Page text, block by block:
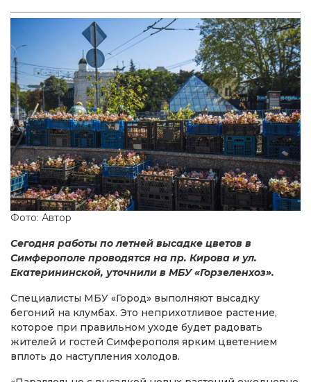
Фото: Автор
Сегодня работы по летней высадке цветов в
Симферополе проводятся на пр. Кирова и ул.
Екатерининской, уточнили в МБУ «Горзеленхоз».
Специалисты МБУ «Город» выполняют высадку
бегоний на клумбах. Это неприхотливое растение,
которое при правильном уходе будет радовать
жителей и гостей Симферополя ярким цветением
вплоть до наступления холодов.